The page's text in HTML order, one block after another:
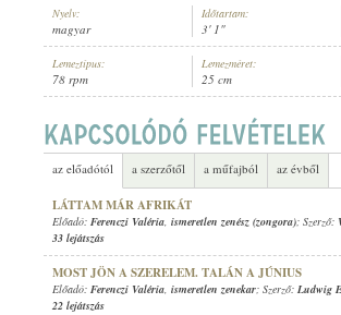
FERENCZI VALÉRIA,ISMERETLEN ZENÉSZ
Nyelv:
magyar
Időtartam:
3' 1"
Lemeztípus:
78 rpm
Lemezméret:
25 cm
az előadótól a szerzőtől a műfajból az évből
LÁTTAM MÁR AFRIKÁT
Előadó: Ferenczi Valéria, ismeretlen zenész (zongora); Szerző:
33 lejátszás
MOST JÖN A SZERELEM. TALÁN A JÚNIUS
Előadó: Ferenczi Valéria, ismeretlen zenekar; Szerző: Ludwig
22 lejátszás